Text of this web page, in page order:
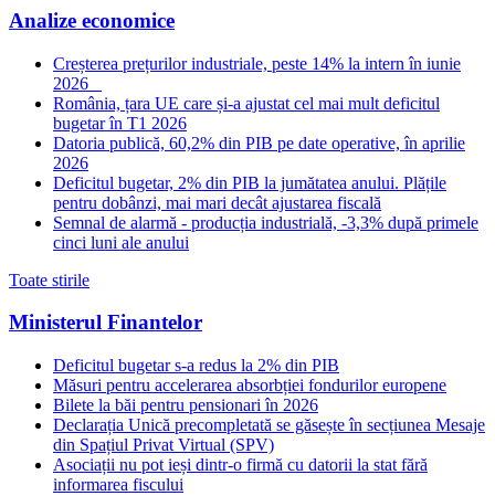
Analize economice
Creșterea prețurilor industriale, peste 14% la intern în iunie
2026
România, țara UE care și-a ajustat cel mai mult deficitul
bugetar în T1 2026
Datoria publică, 60,2% din PIB pe date operative, în aprilie
2026
Deficitul bugetar, 2% din PIB la jumătatea anului. Plățile
pentru dobânzi, mai mari decât ajustarea fiscală
Semnal de alarmă - producția industrială, -3,3% după primele
cinci luni ale anului
Toate stirile
Ministerul Finantelor
Deficitul bugetar s-a redus la 2% din PIB
Măsuri pentru accelerarea absorbției fondurilor europene
Bilete la băi pentru pensionari în 2026
Declarația Unică precompletată se găsește în secțiunea Mesaje
din Spațiul Privat Virtual (SPV)
Asociații nu pot ieși dintr-o firmă cu datorii la stat fără
informarea fiscului